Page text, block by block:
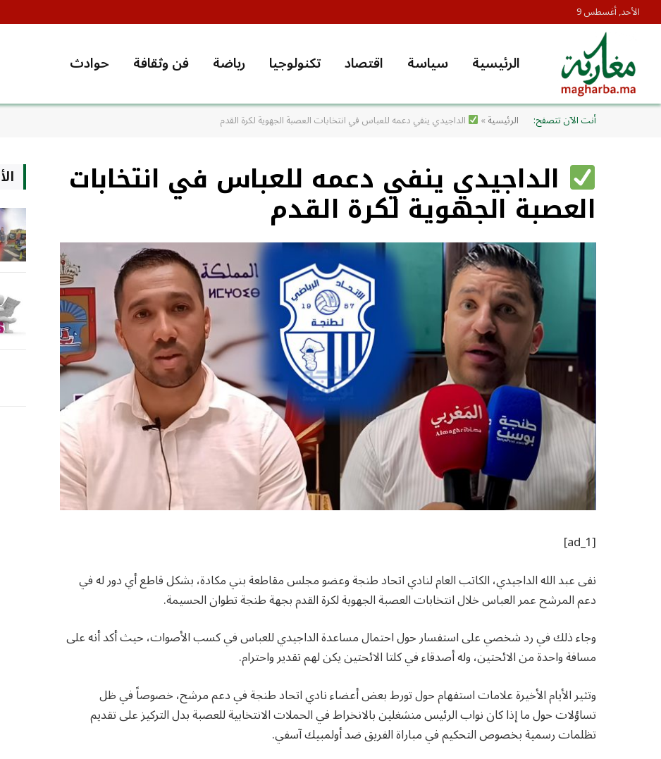
الأحد, أغسطس 9
الرئيسية سياسة اقتصاد تكنولوجيا رياضة فن وثقافة حوادث
أنت الآن تتصفح: الرئيسية» الداجيدي ينفي دعمه للعباس في انتخابات العصبة الجهوية لكرة القدم
الداجيدي ينفي دعمه للعباس في انتخابات
العصبة الجهوية لكرة القدم
[ad_1]
نفى عبد الله الداجيدي، الكاتب العام لنادي اتحاد طنجة وعضو مجلس مقاطعة بني مكادة، بشكل قاطع أي دور له في
دعم المرشح عمر العباس خلال انتخابات العصبة الجهوية لكرة القدم بجهة طنجة تطوان الحسيمة.
وجاء ذلك في رد شخصي على استفسار حول احتمال مساعدة الداجيدي للعباس في كسب الأصوات، حيث أكد أنه على
مسافة واحدة من الائحتين، وله أصدقاء في كلتا الائحتين يكن لهم تقدير واحترام.
وتثير الأيام الأخيرة علامات استفهام حول تورط بعض أعضاء نادي اتحاد طنجة في دعم مرشح، خصوصاً في ظل
تساؤلات حول ما إذا كان نواب الرئيس منشغلين بالانخراط في الحملات الانتخابية للعصبة بدل التركيز على تقديم
تظلمات رسمية بخصوص التحكيم في مباراة الفريق ضد أولمبيك آسفي.